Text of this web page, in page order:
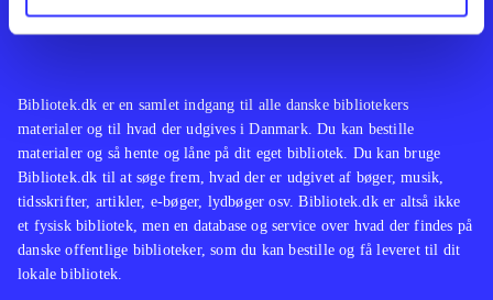
Bibliotek.dk er en samlet indgang til alle danske bibliotekers
materialer og til hvad der udgives i Danmark. Du kan bestille
materialer og så hente og låne på dit eget bibliotek. Du kan bruge
Bibliotek.dk til at søge frem, hvad der er udgivet af bøger, musik,
tidsskrifter, artikler, e-bøger, lydbøger osv. Bibliotek.dk er altså ikke
et fysisk bibliotek, men en database og service over hvad der findes på
danske offentlige biblioteker, som du kan bestille og få leveret til dit
lokale bibliotek.